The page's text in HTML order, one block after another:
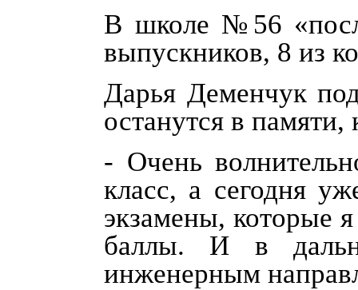
В школе №56
выпускников, 8 из
Дарья Деменчук
останутся в памяти,
- Очень
класс, а сегодня
экзамены, которые
баллы. И в
инженерным